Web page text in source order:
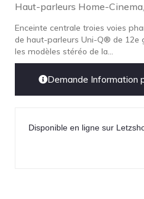
Haut-parleurs Home-Cinema
Enceinte centrale troies voies
de haut-parleurs Uni-Q® de 12e
les modèles stéréo de la...
Demande Information
Disponible en ligne sur